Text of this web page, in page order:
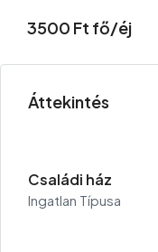
3500 Ft fő/éj
Áttekintés
Családi ház
Ingatlan Típusa